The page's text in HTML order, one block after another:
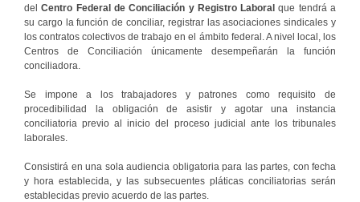
delCentro Federal de Conciliación y Registro Laboral que tendrá a
su cargo la función de conciliar, registrar las asociaciones sindicales y
los contratos colectivos de trabajo en el ámbito federal. A nivel local, los
Centros de Conciliación únicamente desempeñarán la función
conciliadora.
Se impone a los trabajadores y patrones como requisito de
procedibilidad la obligación de asistir y agotar una instancia
conciliatoria previo al inicio del proceso judicial ante los tribunales
laborales.
Consistirá en una sola audiencia obligatoria para las partes, con fecha
y hora establecida, y las subsecuentes pláticas conciliatorias serán
establecidas previo acuerdo de las partes.